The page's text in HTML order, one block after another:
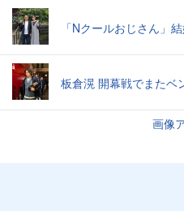
「Nクールおじさん」
板倉滉 開幕戦でまたベ
画像